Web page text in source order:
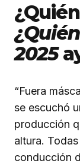
2025
“Fuera
se escuchó
producción
altura.
conducción